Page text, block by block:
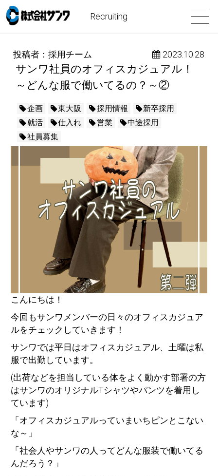
Recruiting
投稿者：採用チーム 2023.10.28
サンワ社員のオフィスカジュアル！
～どんな服で働いてるの？～②
企画 東大阪 採用情報
新卒採用
就活
仕入れ 営業
中途採用
社員募集
こんにちは！
今回もサンワメンバーの日々のオフィスカジュア
ルをチェックしていきます！
サンワでは平日はオフィスカジュアル、土曜は私
服で出勤しています。
(出荷などを担当している体をよく動かす部署の方
はサンワのオリジナルTシャツやパンツを着用し
ています)
「オフィスカジュアルっていまいちピンとこない
な～」
「社会人やサンワの人ってどんな服装で働いてる
んだろう？」